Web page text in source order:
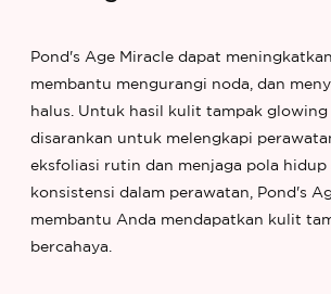
Pond's Age Miracle dapat
membantu mengurangi noda, dan
halus. Untuk hasil kulit tampak glowing
disarankan untuk melengkapi
eksfoliasi rutin dan menjaga pola hidup
konsistensi dalam perawatan, Pond's
membantu Anda mendapatkan kulit
bercahaya.